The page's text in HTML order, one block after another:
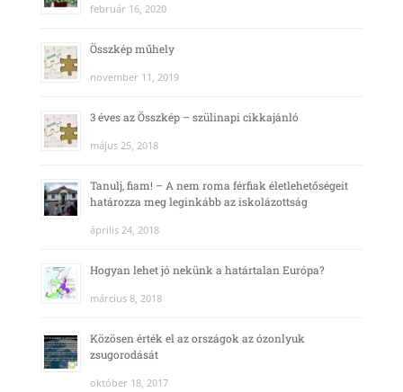
február 16, 2020
Összkép műhely
november 11, 2019
3 éves az Összkép – szülinapi cikkajánló
május 25, 2018
Tanulj, fiam! – A nem roma férfiak életlehetőségeit
határozza meg leginkább az iskolázottság
április 24, 2018
Hogyan lehet jó nekünk a határtalan Európa?
március 8, 2018
Közösen érték el az országok az ózonlyuk
zsugorodását
október 18, 2017